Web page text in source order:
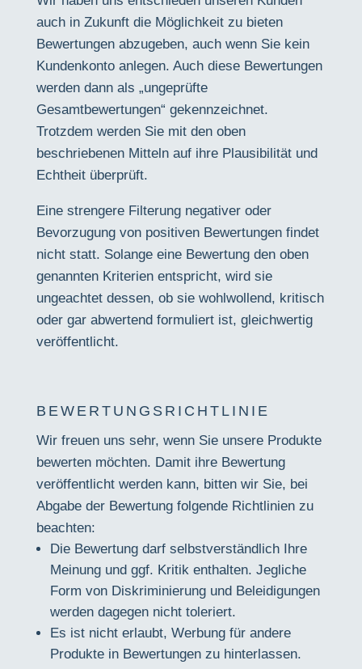
auch in Zukunft die Möglichkeit zu bieten
Bewertungen abzugeben, auch wenn Sie kein
Kundenkonto anlegen. Auch diese Bewertungen
werden dann als „ungeprüfte
Gesamtbewertungen“ gekennzeichnet.
Trotzdem werden Sie mit den oben
beschriebenen Mitteln auf ihre Plausibilität und
Echtheit überprüft.
Eine strengere Filterung negativer oder
Bevorzugung von positiven Bewertungen findet
nicht statt. Solange eine Bewertung den oben
genannten Kriterien entspricht, wird sie
ungeachtet dessen, ob sie wohlwollend, kritisch
oder gar abwertend formuliert ist, gleichwertig
veröffentlicht.
BEWERTUNGSRICHTLINIE
Wir freuen uns sehr, wenn Sie unsere Produkte
bewerten möchten. Damit ihre Bewertung
veröffentlicht werden kann, bitten wir Sie, bei
Abgabe der Bewertung folgende Richtlinien zu
beachten:
Die Bewertung darf selbstverständlich Ihre
Meinung und ggf. Kritik enthalten. Jegliche
Form von Diskriminierung und Beleidigungen
werden dagegen nicht toleriert.
Es ist nicht erlaubt, Werbung für andere
Produkte in Bewertungen zu hinterlassen.